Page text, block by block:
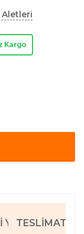
YORUMLARI
TESLIMAT